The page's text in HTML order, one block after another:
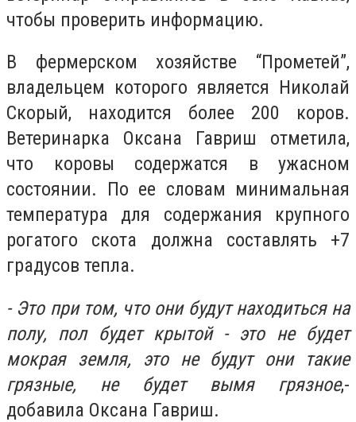
чтобы проверить информацию.
В фермерском хозяйстве “Прометей”,
владельцем которого является Николай
Скорый, находится более 200 коров.
Ветеринарка Оксана Гавриш отметила,
что коровы содержатся в ужасном
состоянии. По ее словам минимальная
температура для содержания крупного
рогатого скота должна составлять +7
градусов тепла.
- Это при том, что они будут находиться на
полу, пол будет крытой - это не будет
мокрая земля, это не будут они такие
грязные, не будет вымя грязное,-
добавила Оксана Гавриш.